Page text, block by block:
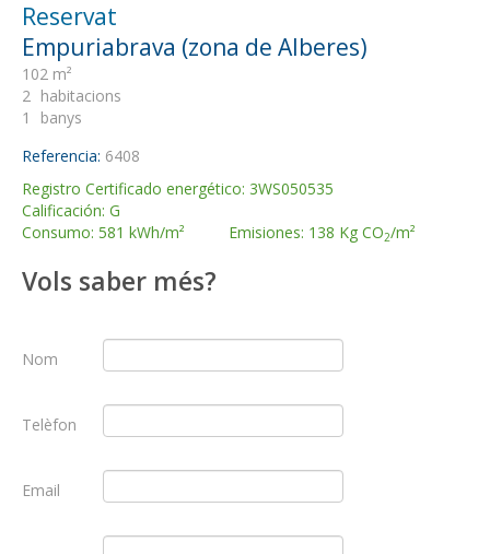
Reservat
Empuriabrava (zona de Alberes)
102 m²
2 habitacions
1
banys
Referencia: 6408
Registro Certificado energético: 3WS050535
Calificación: G
Consumo: 581 kWh/m² Emisiones: 138 Kg CO2/m²
Vols saber més?
Nom
Telèfon
Email